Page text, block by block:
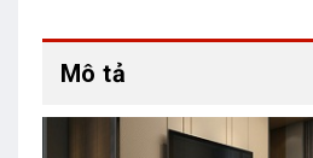
Mô tả